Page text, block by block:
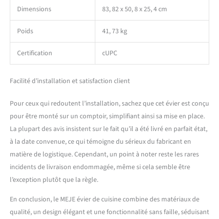
cuite à haute température
pour une résistance et une
durabilité extrêmement
élevées. La surface de l'évier
de cuisine a une forte
à la décoloration, et peut
belles et fiables pendant de
nombreuses années. [BOL
SIMPLE SPACIEUX] : Un évier
profond avec des coins à
rayon étroit et un drain
central crée un espace de
travail ininterrompu pour
laver vos plus grands
comme les marmites et les
plaques à pâtisserie.
Dimensions 83, 82 x 50, 8 x 25, 4 cm
Poids 41, 73 kg
Certification cUPC
Facilité d’installation et satisfaction client
Pour ceux qui redoutent l’installation, sachez que cet évier est conçu
pour être monté sur un comptoir, simplifiant ainsi sa mise en place.
La plupart des avis insistent sur le fait qu’il a été livré en parfait état,
à la date convenue, ce qui témoigne du sérieux du fabricant en
matière de logistique. Cependant, un point à noter reste les rares
incidents de livraison endommagée, même si cela semble être
l’exception plutôt que la règle.
En conclusion, le MEJE évier de cuisine combine des matériaux de
qualité, un design élégant et une fonctionnalité sans faille, séduisant